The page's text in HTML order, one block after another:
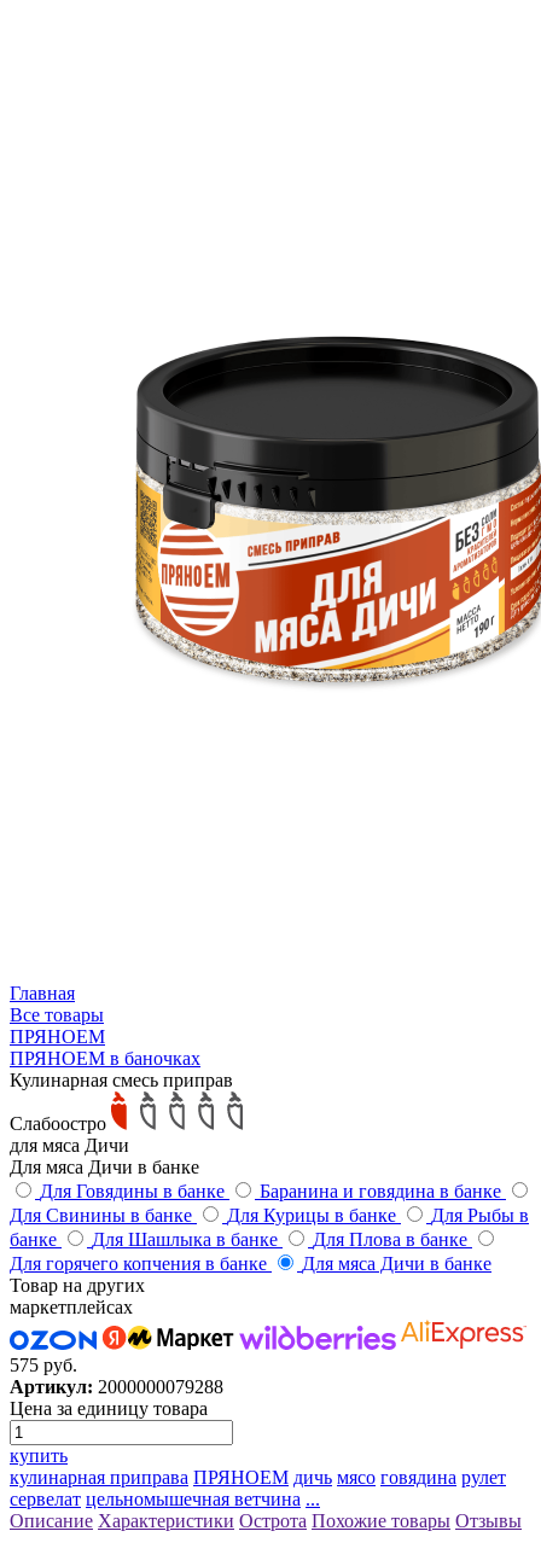
Главная
Все товары
ПРЯНОЕМ
ПРЯНОЕМ в баночках
Кулинарная смесь приправ
Слабоостро
для мяса Дичи
Для мяса Дичи в банке
Для Говядины в банке
Баранина и говядина в банке
Для Свинины в банке
Для Курицы в банке
Для Рыбы в
банке
Для Шашлыка в банке
Для Плова в банке
Для горячего копчения в банке
Для мяса Дичи в банке
Товар на других
маркетплейсах
575 руб.
Артикул: 2000000079288
Цена за единицу товара
купить
кулинарная приправа ПРЯНОЕМ дичь мясо говядина рулет
сервелат цельномышечная ветчина ...
Описание Характеристики Острота Похожие товары Отзывы